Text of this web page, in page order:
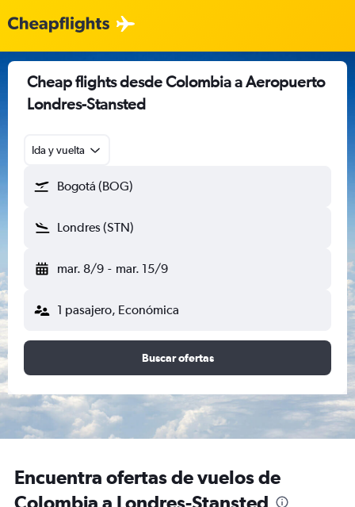
Cheap flights desde Colombia a Aeropuerto
Londres-Stansted
Ida y vuelta
Bogotá (BOG)
Londres (STN)
mar. 8/9 - mar. 15/9
1 pasajero, Económica
Buscar ofertas
Encuentra ofertas de vuelos de
Colombia a Londres-Stansted